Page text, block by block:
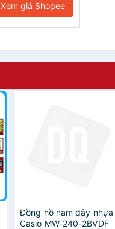
Xem giá Shopee
Đồng hồ nam dây nhựa
Casio MW-240-2BVDF